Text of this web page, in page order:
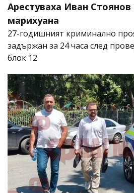
Арестуваха Иван Стоянов
марихуана
27-годишният криминално
задържан за 24 часа след
блок 12